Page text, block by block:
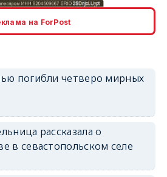
erid: 2SDnjdPjgYS
на ForPost
погибли четверо мирных
рассказала о
в севастопольском селе